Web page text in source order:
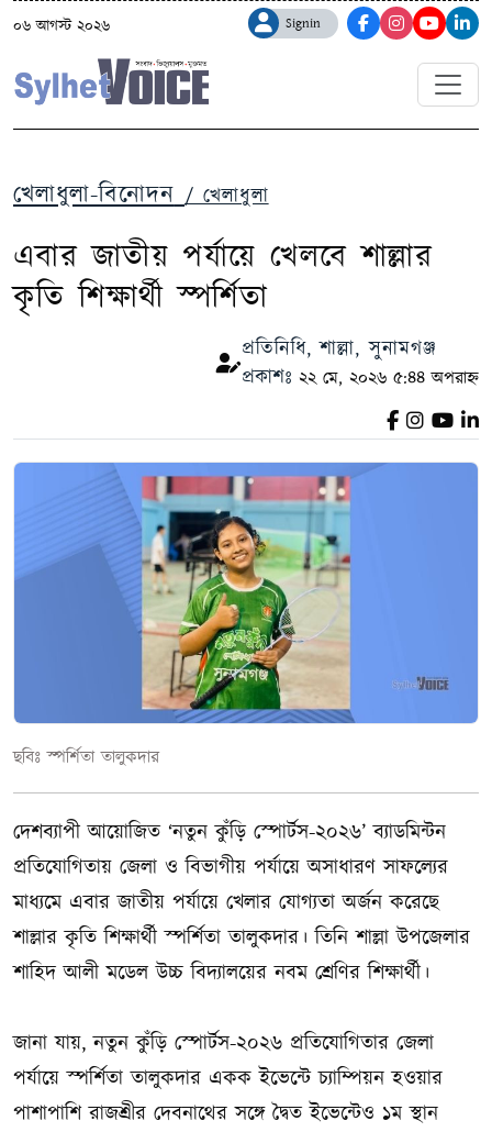
০৬ আগস্ট ২০২৬ Signin
খেলাধুলা-বিনোদন / খেলাধুলা
এবার জাতীয় পর্যায়ে খেলবে শাল্লার
কৃতি শিক্ষার্থী স্পর্শিতা
প্রতিনিধি, শাল্লা, সুনামগঞ্জ
প্রকাশঃ ২২ মে, ২০২৬ ৫:৪৪ অপরাহ্ন
ছবিঃ স্পর্শিতা তালুকদার
দেশব্যাপী আয়োজিত ‘নতুন কুঁড়ি স্পোর্টস-২০২৬’ ব্যাডমিন্টন
প্রতিযোগিতায় জেলা ও বিভাগীয় পর্যায়ে অসাধারণ সাফল্যের
মাধ্যমে এবার জাতীয় পর্যায়ে খেলার যোগ্যতা অর্জন করেছে
শাল্লার কৃতি শিক্ষার্থী স্পর্শিতা তালুকদার। তিনি শাল্লা উপজেলার
শাহিদ আলী মডেল উচ্চ বিদ্যালয়ের নবম শ্রেণির শিক্ষার্থী।
জানা যায়, নতুন কুঁড়ি স্পোর্টস-২০২৬ প্রতিযোগিতার জেলা
পর্যায়ে স্পর্শিতা তালুকদার একক ইভেন্টে চ্যাম্পিয়ন হওয়ার
পাশাপাশি রাজশ্রীর দেবনাথের সঙ্গে দ্বৈত ইভেন্টেও ১ম স্থান